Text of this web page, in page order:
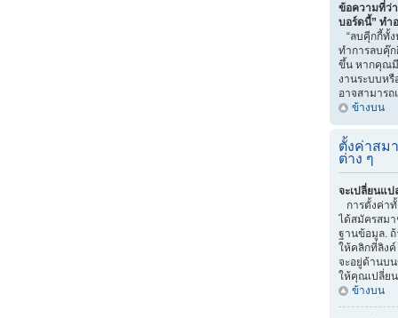
ข้อความที่ว่
บอร์ดนี้” ทำ
“ลบคุีกกี้ทั้ง
ทำการลบคุ๊
ขึ้น หากคุณมี
งานระบบหรื
อาจสามาร
ข้างบน
ตั้งค่าสม
ต่าง ๆ
จะเปลี่ยนแป
การตั้งค่า
ได้สมัครสมา
ฐานข้อมูล. ถ้
ให้คลิกที่ลิง
จะอยู่ด้านบ
ให้คุณเปลี่ย
ข้างบน